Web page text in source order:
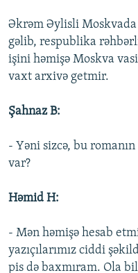
Əkrəm Əylisli Moskvada
gəlib, respublika
işini həmişə Moskva
vaxt arxivə getmir.
Şahnaz B:
- Yəni sizcə, bu
var?
Həmid H:
- Mən həmişə hesab
yazıçılarımız ciddi
pis də baxmıram. Ola